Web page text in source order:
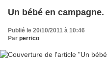
Un bébé en campagne.
Publié le 20/10/2011 à 10:46
Par perrico